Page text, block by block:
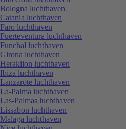
Bologna luchthaven
Catania luchthaven
Faro luchthaven
Fuerteventura luchthaven
Funchal luchthaven
Girona luchthaven
Heraklion luchthaven
Ibiza luchthaven
Lanzarote luchthaven
La-Palma luchthaven
Las-Palmas luchthaven
Lissabon luchthaven
Malaga luchthaven